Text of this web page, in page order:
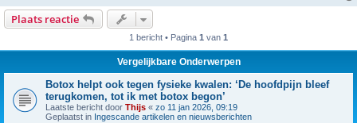
Plaats reactie
1 bericht • Pagina 1 van 1
Vergelijkbare Onderwerpen
Botox helpt ook tegen fysieke kwalen: ‘De hoofdpijn bleef
terugkomen, tot ik met botox begon’
Laatste bericht door Thijs « zo 11 jan 2026, 09:19
Geplaatst in Ingescande artikelen en nieuwsberichten